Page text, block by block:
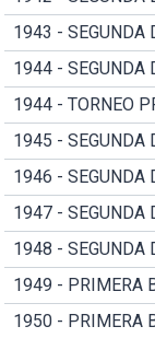
1943 - SEGUNDA
1944 - SEGUNDA
1944 - TORNEO
1945 - SEGUNDA
1946 - SEGUNDA
1947 - SEGUNDA
1948 - SEGUNDA
1949 - PRIMERA
1950 - PRIMERA